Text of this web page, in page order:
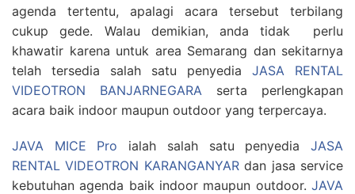
agenda tertentu, apalagi acara tersebut terbilang
cukup gede. Walau demikian, anda tidak perlu
khawatir karena untuk area Semarang dan sekitarnya
telah tersedia salah satu penyedia JASA RENTAL
VIDEOTRON BANJARNEGARA serta perlengkapan
acara baik indoor maupun outdoor yang terpercaya.
JAVA MICE Pro ialah salah satu penyediaJASA
RENTAL VIDEOTRON KARANGANYARdan jasa service
kebutuhan agenda baik indoor maupun outdoor. JAVA